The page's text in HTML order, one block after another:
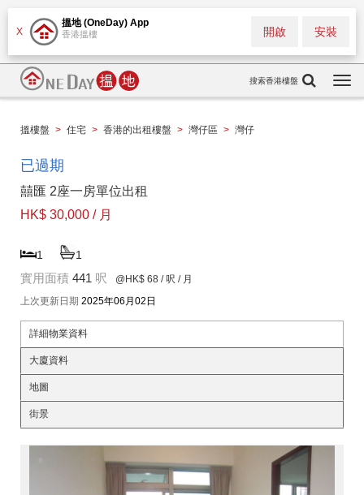
X
搵地 (OneDay) App
香港搵樓 安裝
開啟
搜索香港樓盤
搵樓盤 > 住宅 > 香港的出租樓盤 > 灣仔區 > 灣仔
已過期
囍匯 2座一房單位出租
HK$ 30,000 / 月
1 1
實用面積 441 呎 @HK$ 68 / 呎 / 月
上次更新日期 2025年06月02日
詳細物業資料
大廈資料
地圖
街景